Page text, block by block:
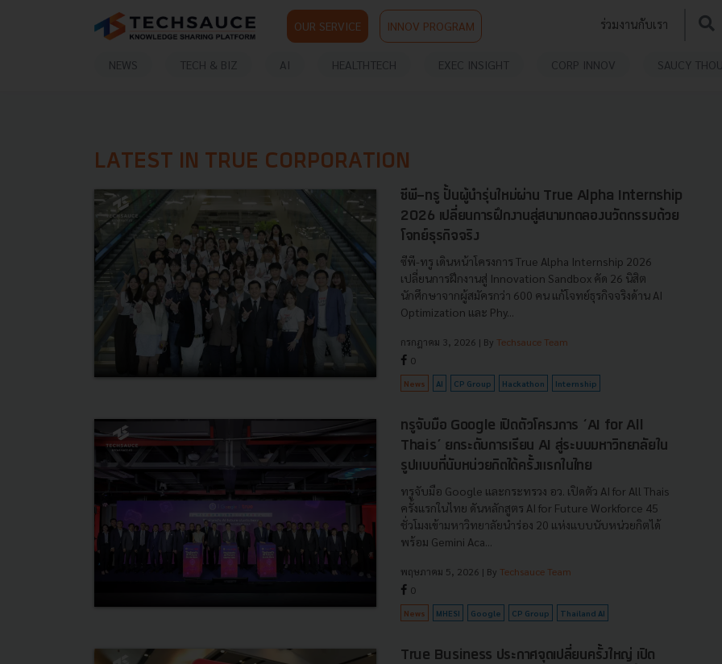
OUR SERVICE INNOV PROGRAM ร่วมงานกับเรา
NEWS TECH & BIZ AI HEALTHTECH EXEC INSIGHT CORP INNOV SAUCY
LATEST IN TRUE CORPORATION
ซีพี-ทรู ปั้นผู้นำรุ่นใหม่ผ่าน True Alpha Internship
2026 เปลี่ยนการฝึกงานสู่สนามทดลองนวัตกรรมด้วย
โจทย์ธุรกิจจริง
ซีพี-ทรู เดินหน้าโครงการ True Alpha Internship 2026
เปลี่ยนการฝึกงานสู่ Innovation Sandbox คัด 26 นิสิต
นักศึกษาจากผู้สมัครกว่า 600 คน แก้โจทย์ธุรกิจจริงด้าน AI
Optimization และ Phy...
กรกฎาคม 3, 2026 | By Techsauce Team
0
News AI CP Group Hackathon Internship
ทรูจับมือ Google เปิดตัวโครงการ ‘AI for All
Thais’ ยกระดับการเรียน AI สู่ระบบมหาวิทยาลัยใน
รูปแบบที่นับหน่วยกิตได้ครั้งแรกในไทย
ทรูจับมือ Google และกระทรวง อว. เปิดตัว AI for All Thais
ครั้งแรกในไทย ดันหลักสูตร AI for Future Workforce 45
ชั่วโมงเข้ามหาวิทยาลัยนำร่อง 20 แห่งแบบนับหน่วยกิตได้
พร้อม Gemini Aca...
พฤษภาคม 5, 2026 | By Techsauce Team
0
News MHESI Google CP Group Thailand AI
True Business ประกาศจุดเปลี่ยนครั้งใหญ่ เปิด